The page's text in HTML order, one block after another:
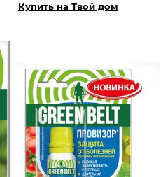
Купить на Твой дом